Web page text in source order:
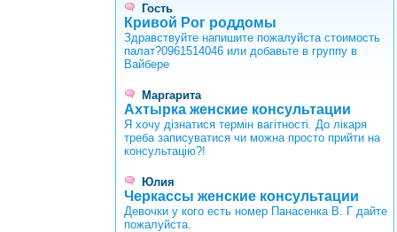
Гость
Кривой Рог роддомы
Здравствуйте напишите пожалуйста стоимость
палат?0961514046 или добавьте в группу в
Вайбере
Маргарита
Ахтырка женские консультации
Я хочу дізнатися термін вагітності. До лікаря
треба записуватися чи можна просто прийти на
консультацію?!
Юлия
Черкассы женские консультации
Девочки у кого есть номер Панасенка В. Г дайте
пожалуйста.